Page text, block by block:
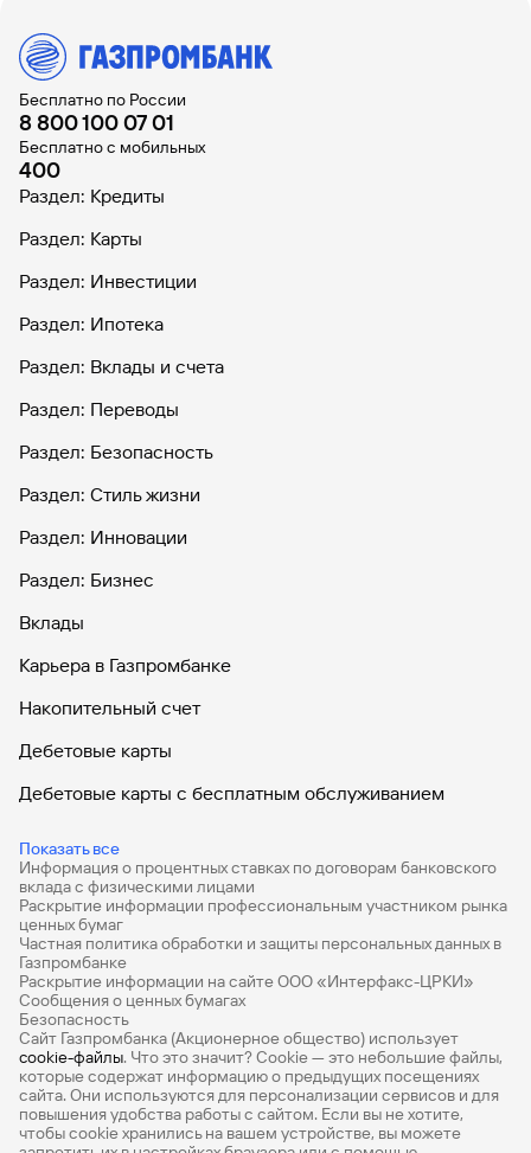
Бесплатно по России
8 800 100 07 01
Бесплатно с мобильных
400
Раздел: Кредиты
Раздел: Карты
Раздел: Инвестиции
Раздел: Ипотека
Раздел: Вклады и счета
Раздел: Переводы
Раздел: Безопасность
Раздел: Стиль жизни
Раздел: Инновации
Раздел: Бизнес
Вклады
Карьера в Газпромбанке
Накопительный счет
Дебетовые карты
Дебетовые карты с бесплатным обслуживанием
Показать все
Банковские вклады на 3 месяца
Вклады с высоким процентом
Калькулятор вкладов
Виртуальные карты
Премиум
РКО
Ипотечный калькулятор
Информация о процентных ставках по договорам банковского
вклада с физическими лицами
Раскрытие информации профессиональным участником рынка
ценных бумаг
Частная политика обработки и защиты персональных данных в
Газпромбанке
Раскрытие информации на сайте ООО «Интерфакс-ЦРКИ»
Сообщения о ценных бумагах
Безопасность
Сайт Газпромбанка (Акционерное общество) использует
cookie-файлы. Что это значит? Сookie — это небольшие файлы,
которые содержат информацию о предыдущих посещениях
сайта. Они используются для персонализации сервисов и для
повышения удобства работы с сайтом. Если вы не хотите,
чтобы сookie хранились на вашем устройстве, вы можете